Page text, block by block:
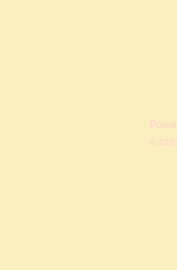
©